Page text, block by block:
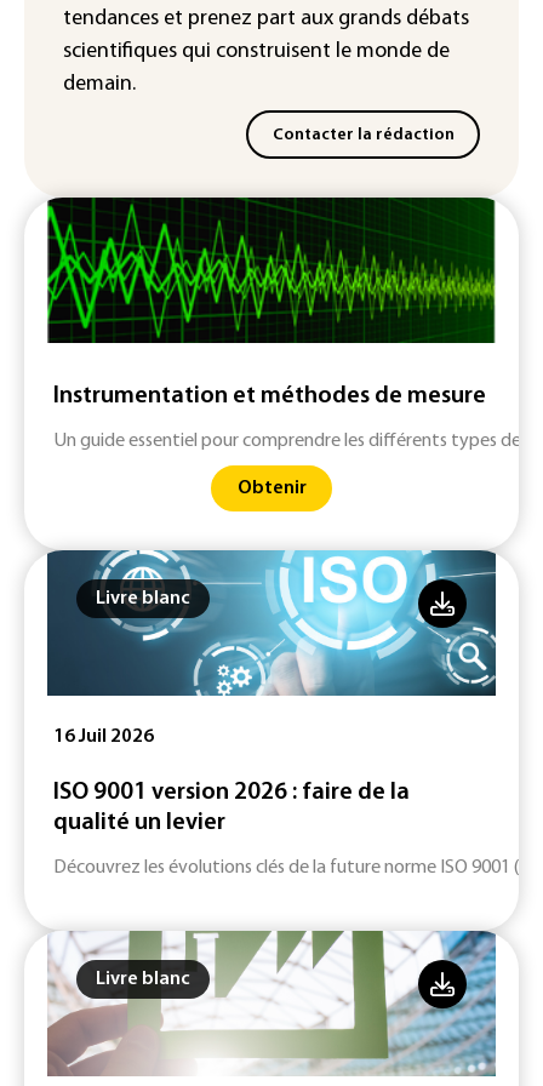
attendue en Europe
tendances et prenez part aux grands débats
scientifiques qui construisent le monde de
demain.
Contacter la rédaction
Instrumentation et méthodes de mesure
Un guide essentiel pour comprendre les différents types de
Obtenir
Livre blanc
16 Juil 2026
ISO 9001 version 2026 : faire de la
qualité un levier
Découvrez les évolutions clés de la future norme ISO 9001
Livre blanc